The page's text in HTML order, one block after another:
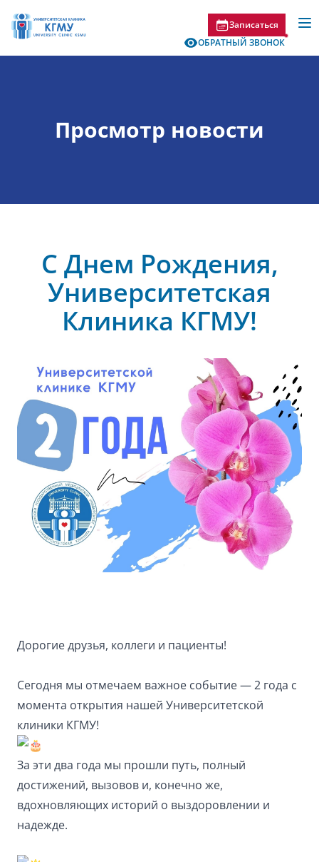
Записаться
ОБРАТНЫЙ ЗВОНОК
Просмотр новости
С Днем Рождения,
Университетская
Клиника КГМУ!
Дорогие друзья, коллеги и пациенты!
Сегодня мы отмечаем важное событие — 2 года с
момента открытия нашей Университетской
клиники КГМУ!
За эти два года мы прошли путь, полный
достижений, вызовов и, конечно же,
вдохновляющих историй о выздоровлении и
надежде.